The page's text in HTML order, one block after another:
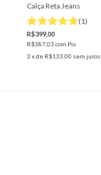
Calça Reta Jeans
(1)
R$399,00
R$387,03 com Pix
3 x de R$133,00 sem juros